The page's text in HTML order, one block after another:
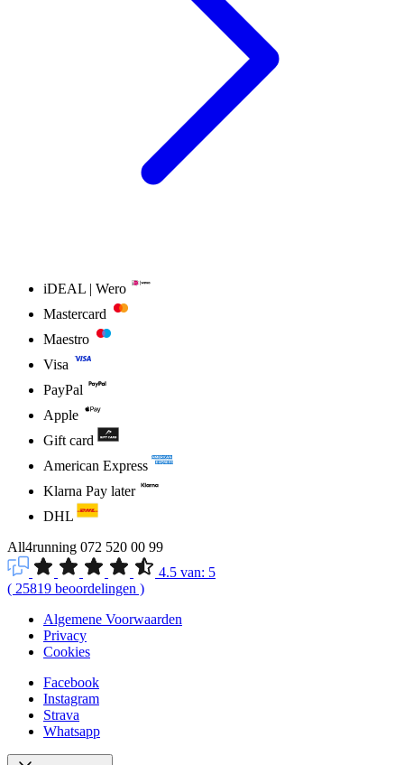
iDEAL | Wero
Mastercard
Maestro
Visa
PayPal
Apple
Gift card
American Express
Klarna Pay later
DHL
All4running 072 520 00 99
4.5 van: 5
( 25819 beoordelingen )
Algemene Voorwaarden
Privacy
Cookies
Facebook
Instagram
Strava
Whatsapp